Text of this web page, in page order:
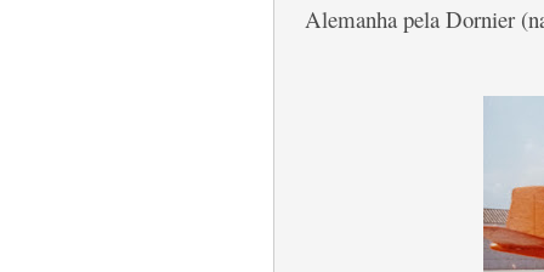
Alemanha pela Dornier